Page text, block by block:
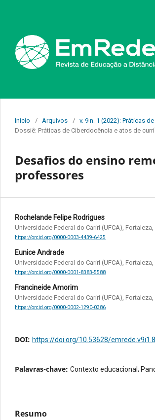
Início / Arquivos / v. 9 n. 1 (2022): Práticas
Dossiê: Práticas de Ciberdocência e atos de
Desafios do ensino
professores
Rochelande Felipe Rodrigues
Universidade Federal do Cariri (UFCA),
https://orcid.org/0000-0003-4439-6425
Eunice Andrade
Universidade Federal do Cariri (UFCA),
https://orcid.org/0000-0001-8383-5588
Francineide Amorim
Universidade Federal do Cariri (UFCA),
https://orcid.org/0000-0002-1290-0386
DOI: https://doi.org/10.53628/
Palavras-chave: Contexto educacional;
Resumo